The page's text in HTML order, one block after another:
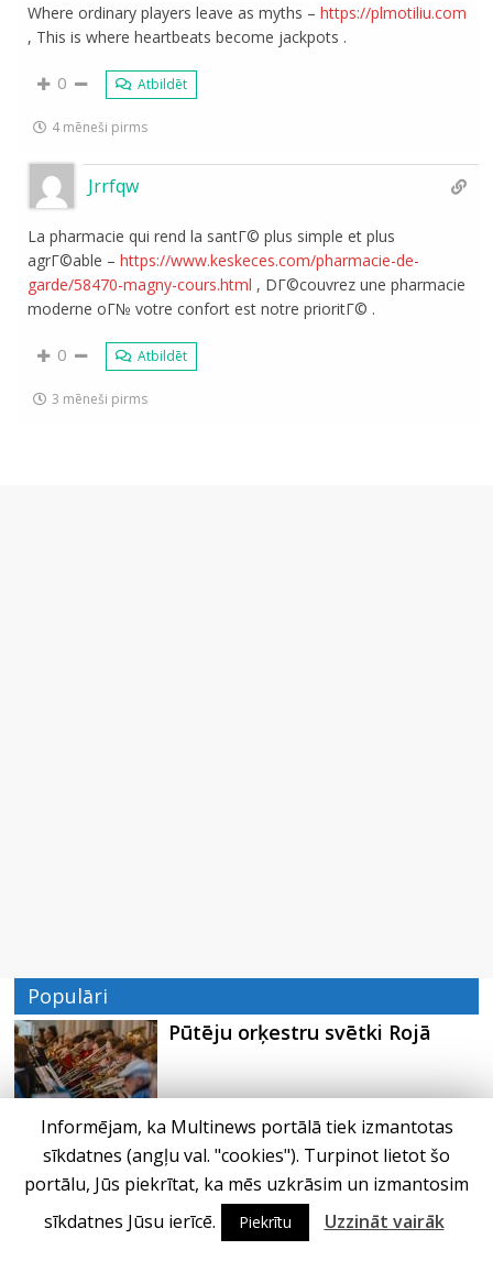
Where ordinary players leave as myths –https://plmotiliu.com
, This is where heartbeats become jackpots .
0 Atbildēt
4 mēneši pirms
Jrrfqw
La pharmacie qui rend la santГ© plus simple et plus
agrГ©able –https://www.keskeces.com/pharmacie-de-
garde/58470-magny-cours.html , DГ©couvrez une pharmacie
moderne oГ№ votre confort est notre prioritГ© .
0 Atbildēt
3 mēneši pirms
Populāri
Pūtēju orķestru svētki Rojā
Pēc peldes sāp auss vai kakls?
Biežākās kļūdas vasarā un…
Informējam, ka Multinews portālā tiek izmantotas
sīkdatnes (angļu val. "cookies"). Turpinot lietot šo
portālu, Jūs piekrītat, ka mēs uzkrāsim un izmantosim
sīkdatnes Jūsu ierīcē.
Piekrītu Uzzināt vairāk